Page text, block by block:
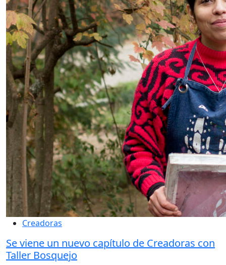
Creadoras
Se viene un nuevo capítulo de Creadoras con
Taller Bosquejo